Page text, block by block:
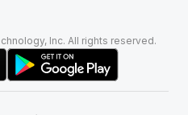
Inc. All rights reserved.